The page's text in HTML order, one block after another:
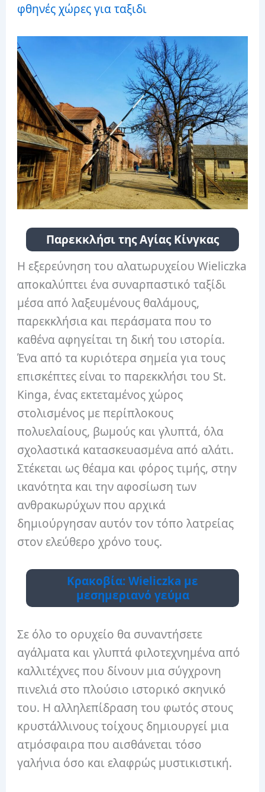
φθηνές χώρες για ταξιδι
Παρεκκλήσι της Αγίας Κίνγκας
Η εξερεύνηση του αλατωρυχείου Wieliczka
αποκαλύπτει ένα συναρπαστικό ταξίδι
μέσα από λαξευμένους θαλάμους,
παρεκκλήσια και περάσματα που το
καθένα αφηγείται τη δική του ιστορία.
Ένα από τα κυριότερα σημεία για τους
επισκέπτες είναι το παρεκκλήσι του St.
Kinga, ένας εκτεταμένος χώρος
στολισμένος με περίπλοκους
πολυελαίους, βωμούς και γλυπτά, όλα
σχολαστικά κατασκευασμένα από αλάτι.
Στέκεται ως θέαμα και φόρος τιμής, στην
ικανότητα και την αφοσίωση των
ανθρακωρύχων που αρχικά
δημιούργησαν αυτόν τον τόπο λατρείας
στον ελεύθερο χρόνο τους.
Κρακοβία: Wieliczka με
μεσημεριανό γεύμα
Σε όλο το ορυχείο θα συναντήσετε
αγάλματα και γλυπτά φιλοτεχνημένα από
καλλιτέχνες που δίνουν μια σύγχρονη
πινελιά στο πλούσιο ιστορικό σκηνικό
του. Η αλληλεπίδραση του φωτός στους
κρυστάλλινους τοίχους δημιουργεί μια
ατμόσφαιρα που αισθάνεται τόσο
γαλήνια όσο και ελαφρώς μυστικιστική.